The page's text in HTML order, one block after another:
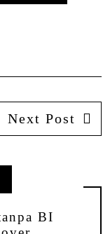
Next Post